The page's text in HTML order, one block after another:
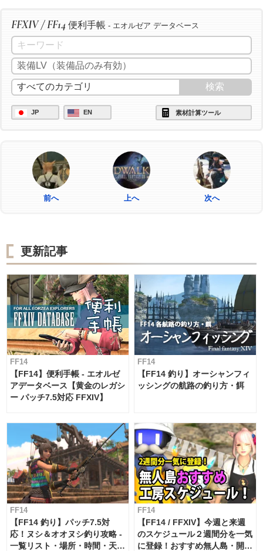
FFXIV / FF14 便利手帳 - エオルゼア データベース
JP EN 素材計算ツール
前へ 上へ 次へ
更新記事
FF14
【FF14】便利手帳 - エオルゼ
アデータベース【黄金のレガシ
ー パッチ7.5対応 FFXIV】
FF14
【FF14 釣り】オーシャンフィ
ッシングの航路の釣り方・餌
FF14
【FF14 釣り】パッチ7.5対
応！ヌシ＆オオヌシ釣り攻略 -
一覧リスト・場所・時間・天
FF14
【FF14 / FFXIV】今週と来週
のスケジュール２週間分を一気
に登録！おすすめ無人島・開拓